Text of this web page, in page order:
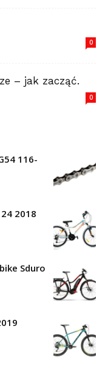
0
– jak zacząć.
0
116-
2018
Sduro